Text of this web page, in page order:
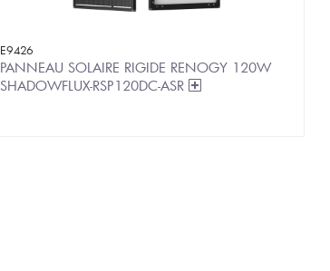
E9426
PANNEAU SOLAIRE RIGIDE RENOGY 120W
SHADOWFLUX-RSP120DC-ASR